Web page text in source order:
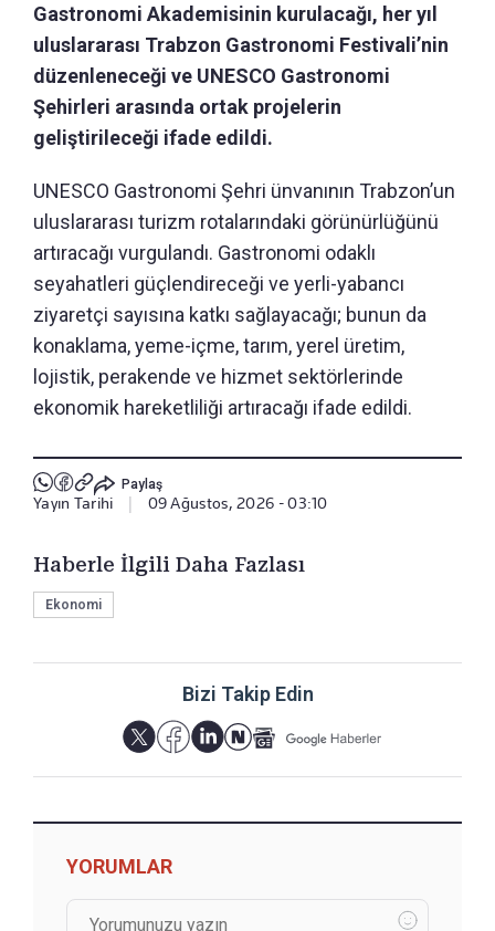
Gastronomi Akademisinin kurulacağı, her yıl
uluslararası Trabzon Gastronomi Festivali’nin
düzenleneceği ve UNESCO Gastronomi
Şehirleri arasında ortak projelerin
geliştirileceği ifade edildi.
UNESCO Gastronomi Şehri ünvanının Trabzon’un
uluslararası turizm rotalarındaki görünürlüğünü
artıracağı vurgulandı. Gastronomi odaklı
seyahatleri güçlendireceği ve yerli-yabancı
ziyaretçi sayısına katkı sağlayacağı; bunun da
konaklama, yeme-içme, tarım, yerel üretim,
lojistik, perakende ve hizmet sektörlerinde
ekonomik hareketliliği artıracağı ifade edildi.
Paylaş
Yayın Tarihi 09 Ağustos, 2026 - 03:10
Haberle İlgili Daha Fazlası
Ekonomi
Bizi Takip Edin
YORUMLAR